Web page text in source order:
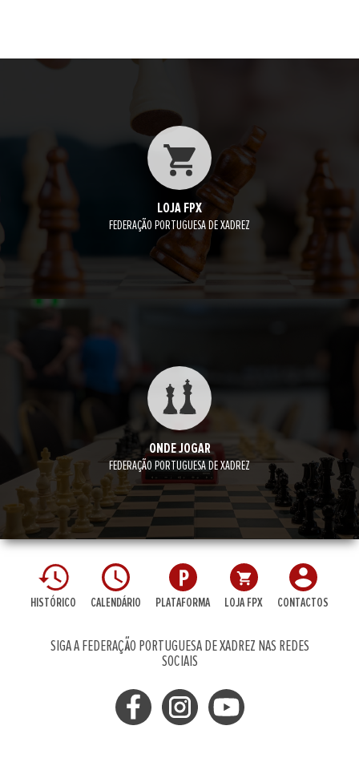
LOJA FPX
FEDERAÇÃO PORTUGUESA DE XADREZ
ONDE JOGAR
FEDERAÇÃO PORTUGUESA DE XADREZ
HISTÓRICO CALENDÁRIO PLATAFORMA LOJA FPX CONTACTOS
SIGA A FEDERAÇÃO PORTUGUESA DE XADREZ NAS REDES
SOCIAIS